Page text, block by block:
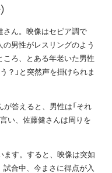
ん。映像はセピア調で
男性がレスリングのよう
ろ、とある年老いた男性
？」と突然声を掛けられま
答えると、男性は「それ
い、佐藤健さんは周りを
ます。すると、映像は突如
合中、今まさに得点が入